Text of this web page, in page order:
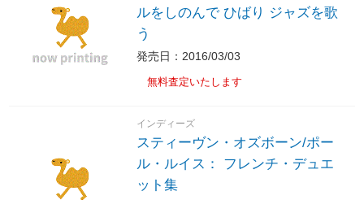
ルをしのんで ひばり ジャズを歌
う
発売日：2016/03/03
無料査定いたします
インディーズ
スティーヴン・オズボーン/ポー
ル・ルイス： フレンチ・デュエ
ット集